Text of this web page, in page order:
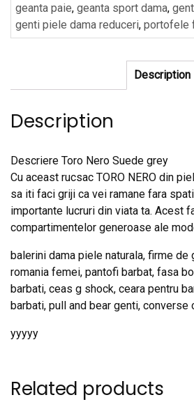
geanta paie, geanta sport dama,
genti piele dama reduceri, portofele
Description
Description
Descriere Toro Nero Suede grey
Cu aceast rucsac TORO NERO din
sa iti faci griji ca vei ramane fara
importante lucruri din viata ta. Acest
compartimentelor generoase ale
balerini dama piele naturala, firme de
romania femei, pantofi barbat, fasa
barbati, ceas g shock, ceara pentru
barbati, pull and bear genti,
yyyyy
Related products